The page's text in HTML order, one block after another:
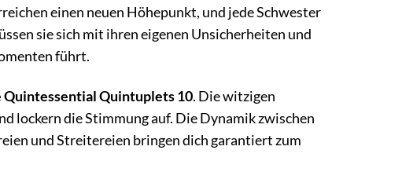
einen neuen Höhepunkt, und jede Schwester
sie sich mit ihren eigenen Unsicherheiten und
führt.
Quintessential Quintuplets 10. Die witzigen
lockern die Stimmung auf. Die Dynamik zwischen
und Streitereien bringen dich garantiert zum